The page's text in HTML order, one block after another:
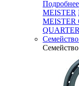
Подробнее
MEISTER
MEISTER
QUARTER